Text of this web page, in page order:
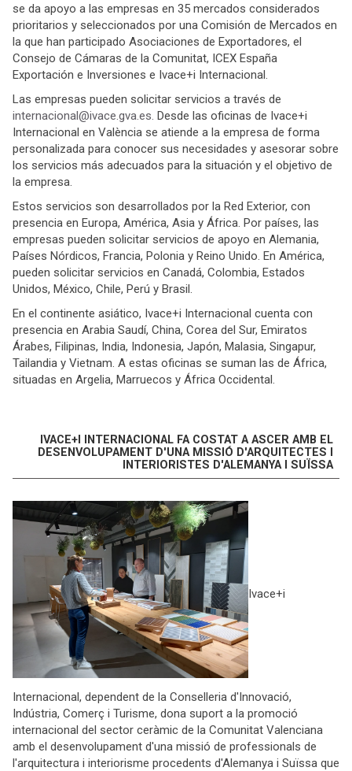
se da apoyo a las empresas en 35 mercados considerados
prioritarios y seleccionados por una Comisión de Mercados en
la que han participado Asociaciones de Exportadores, el
Consejo de Cámaras de la Comunitat, ICEX España
Exportación e Inversiones e Ivace+i Internacional.
Las empresas pueden solicitar servicios a través de
internacional@ivace.gva.es. Desde las oficinas de Ivace+i
Internacional en València se atiende a la empresa de forma
personalizada para conocer sus necesidades y asesorar sobre
los servicios más adecuados para la situación y el objetivo de
la empresa.
Estos servicios son desarrollados por la Red Exterior, con
presencia en Europa, América, Asia y África. Por países, las
empresas pueden solicitar servicios de apoyo en Alemania,
Países Nórdicos, Francia, Polonia y Reino Unido. En América,
pueden solicitar servicios en Canadá, Colombia, Estados
Unidos, México, Chile, Perú y Brasil.
En el continente asiático, Ivace+i Internacional cuenta con
presencia en Arabia Saudí, China, Corea del Sur, Emiratos
Árabes, Filipinas, India, Indonesia, Japón, Malasia, Singapur,
Tailandia y Vietnam. A estas oficinas se suman las de África,
situadas en Argelia, Marruecos y África Occidental.
IVACE+I INTERNACIONAL FA COSTAT A ASCER AMB EL
DESENVOLUPAMENT D'UNA MISSIÓ D'ARQUITECTES I
INTERIORISTES D'ALEMANYA I SUÏSSA
Ivace+i
Internacional, dependent de la Conselleria d'Innovació,
Indústria, Comerç i Turisme, dona suport a la promoció
internacional del sector ceràmic de la Comunitat Valenciana
amb el desenvolupament d'una missió de professionals de
l'arquitectura i interiorisme procedents d'Alemanya i Suïssa que